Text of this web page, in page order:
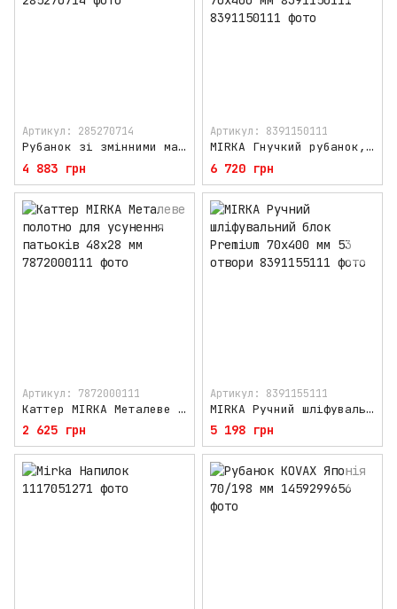
Артикул: 285270714
Рубанок зі змінними майданчиками 70/198 мм MIRKA 8391520111
4 883 грн
Артикул: 8391150111
MIRKA Гнучкий рубанок, ручний шліфувальний блок 70х400 мм 8391150111
6 720 грн
Артикул: 7872000111
Каттер MIRKA Металеве полотно для усунення патьоків 48x28 мм
2 625 грн
Артикул: 8391155111
MIRKA Ручний шліфувальний блок Premium 70х400 мм 53 отвори
5 198 грн